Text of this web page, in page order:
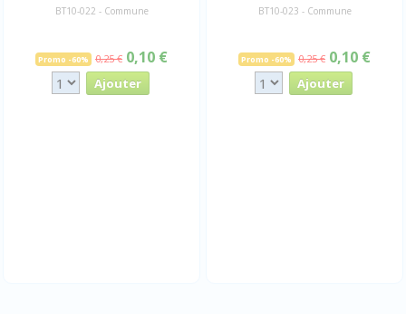
BT10-022 - Commune
Promo -60% 0,25 € 0,10 €
BT10-023 - Commune
Promo -60% 0,25 € 0,10 €